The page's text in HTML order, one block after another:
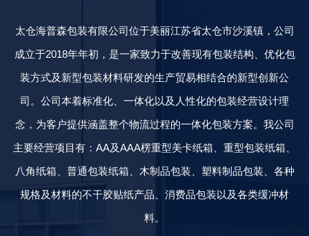
太仓海普森包装有限公司位于美丽江苏省太仓市沙溪镇，公司
成立于2018年年初，是一家致力于改善现有包装结构、优化包
装方式及新型包装材料研发的生产贸易相结合的新型创新公
司。公司本着标准化、一体化以及人性化的包装经营设计理
念，为客户提供涵盖整个物流过程的一体化包装方案。我公司
主要经营项目有：AA及AAA楞重型美卡纸箱、 重型包装纸箱、
八角纸箱、普通包装纸箱、木制品包装、 塑料制品包装、各种
规格及材料的不干胶贴纸产品、消费品包装以及各类缓冲材
料。